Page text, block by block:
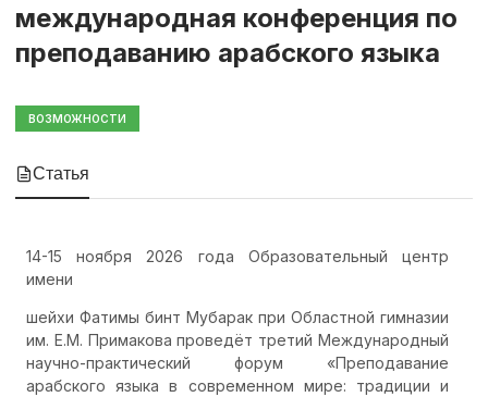
международная конференция по
преподаванию арабского языка
ВОЗМОЖНОСТИ
Статья
14-15 ноября 2026 года Образовательный центр
имени
шейхи Фатимы бинт Мубарак при Областной гимназии
им. Е.М. Примакова проведёт третий Международный
научно-практический форум «Преподавание
арабского языка в современном мире: традиции и